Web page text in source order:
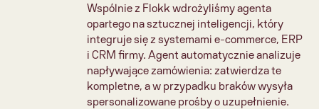
Wspólnie z Flokk wdrożyliśmy agenta
opartego na sztucznej inteligencji, który
integruje się z systemami e-commerce, ERP
i CRM firmy. Agent automatycznie analizuje
napływające zamówienia: zatwierdza te
kompletne, a w przypadku braków wysyła
spersonalizowane prośby o uzupełnienie.